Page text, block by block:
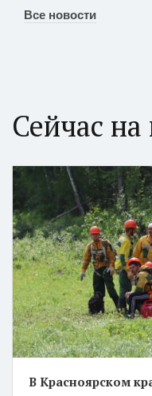
Все новости
Сейчас на
В Красноярском